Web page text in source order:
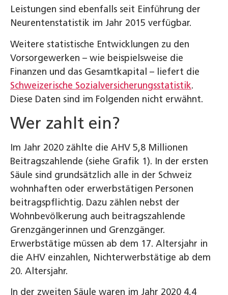
Leistungen sind ebenfalls seit Einführung der
Neurentenstatistik im Jahr 2015 verfügbar.
Weitere statistische Entwicklungen zu den
Vorsorgewerken – wie beispielsweise die
Finanzen und das Gesamtkapital – liefert die
Schweizerische Sozialversicherungsstatistik.
Diese Daten sind im Folgenden nicht erwähnt.
Wer zahlt ein?
Im Jahr 2020 zählte die AHV 5,8 Millionen
Beitragszahlende (siehe Grafik 1). In der ersten
Säule sind grundsätzlich alle in der Schweiz
wohnhaften oder erwerbstätigen Personen
beitragspflichtig. Dazu zählen nebst der
Wohnbevölkerung auch beitragszahlende
Grenzgängerinnen und Grenzgänger.
Erwerbstätige müssen ab dem 17. Altersjahr in
die AHV einzahlen, Nichterwerbstätige ab dem
20. Altersjahr.
In der zweiten Säule waren im Jahr 2020 4,4